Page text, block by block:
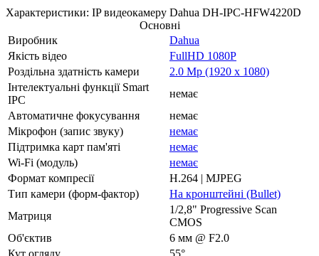
Характеристики: IP видеокамеру Dahua DH-IPC-HFW4220D
Основні
Виробник
Dahua
Якість відео
FullHD 1080P
Роздільна здатність камери
2.0 Mp (1920 x 1080)
Інтелектуальні функції Smart
IPC
немає
Автоматичне фокусування
немає
Мікрофон (запис звуку)
немає
Підтримка карт пам'яті
немає
Wi-Fi (модуль)
немає
Формат компресії
H.264 | MJPEG
Тип камери (форм-фактор)
На кронштейні (Bullet)
Матриця
1/2,8" Progressive Scan
CMOS
Об'єктив
6 мм @ F2.0
Кут огляду
55°